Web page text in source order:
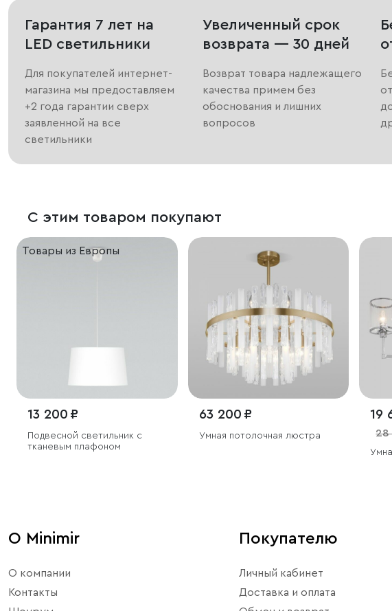
Гарантия 7 лет на
LED светильники
Для покупателей интернет-
магазина мы предоставляем
+2 года гарантии сверх
заявленной на все
светильники
Увеличенный срок
возврата — 30 дней
Возврат товара надлежащего
качества примем без
обоснования и лишних
вопросов
С этим товаром покупают
Товары из Европы
13 200 ₽
Подвесной светильник с
тканевым плафоном
63 200 ₽
Умная потолочная люстра
19
28
О Minimir
О компании
Контакты
Покупателю
Личный кабинет
Доставка и оплата